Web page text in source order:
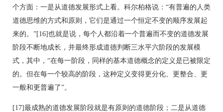
个方面：一是从道德发展形式上看。科尔柏格说：“有普遍的人类
道德思维的方式和原则，它们是通过一个恒定不变的顺序发展起
来的。”[16]也就是说，每个人都沿着一个普遍而不变的道德发展
阶段不断地成长，并最终形成道德判断三水平六阶段的发展模
式，其中，“在每一阶段，同样的基本道德概念的定义是已被限定
的。但在每一个较高的阶段，这种定义变得更分化、更整合、更
一般和更普遍了”。
[17]最成熟的道德发展阶段就是有原则的道德阶段；二是从道德